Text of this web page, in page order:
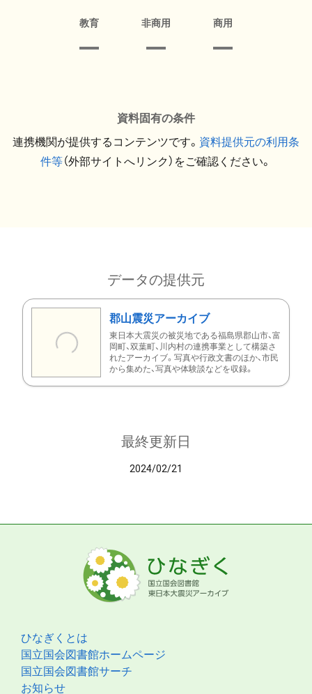
教育 非商用 商用
資料固有の条件
連携機関が提供するコンテンツです。 資料提供元の利用条
件等（外部サイトへリンク）をご確認ください。
データの提供元
郡山震災アーカイブ
東日本大震災の被災地である福島県郡山市、富
岡町、双葉町、川内村の連携事業として構築さ
れたアーカイブ。写真や行政文書のほか、市民
から集めた、写真や体験談などを収録。
最終更新日
2024/02/21
ひなぎくとは
国立国会図書館ホームページ
国立国会図書館サーチ
お知らせ